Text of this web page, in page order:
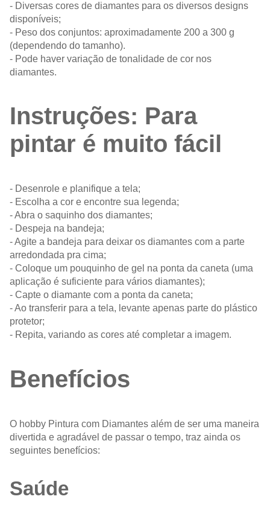
- Diversas cores de diamantes para os diversos designs
disponíveis;
- Peso dos conjuntos: aproximadamente 200 a 300 g
(dependendo do tamanho).
- Pode haver variação de tonalidade de cor nos
diamantes.
Instruções: Para
pintar é muito fácil
- Desenrole e planifique a tela;
- Escolha a cor e encontre sua legenda;
- Abra o saquinho dos diamantes;
- Despeja na bandeja;
- Agite a bandeja para deixar os diamantes com a parte
arredondada pra cima;
- Coloque um pouquinho de gel na ponta da caneta (uma
aplicação é suficiente para vários diamantes);
- Capte o diamante com a ponta da caneta;
- Ao transferir para a tela, levante apenas parte do plástico
protetor;
- Repita, variando as cores até completar a imagem.
Benefícios
O hobby Pintura com Diamantes além de ser uma maneira
divertida e agradável de passar o tempo, traz ainda os
seguintes benefícios:
Saúde